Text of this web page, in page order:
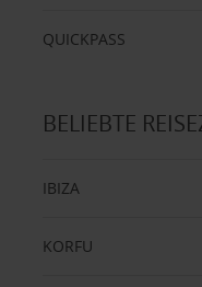
QUICKPASS
BELIEBTE
IBIZA
KORFU